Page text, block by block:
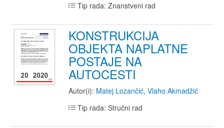
Tip rada: Znanstveni rad
KONSTRUKCIJA
OBJEKTA NAPLATNE
POSTAJE NA
AUTOCESTI
Autor(i): Matej Lozančić, Vlaho Akmadžić
Tip rada: Stručni rad